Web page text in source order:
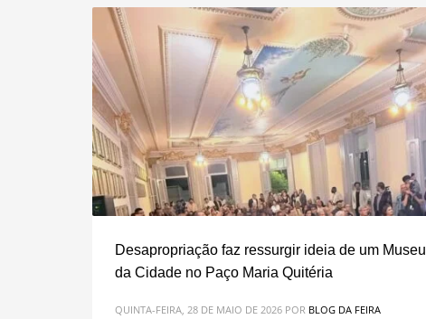
Desapropriação faz ressurgir ideia de um Museu
da Cidade no Paço Maria Quitéria
QUINTA-FEIRA, 28 DE MAIO DE 2026 POR BLOG DA FEIRA